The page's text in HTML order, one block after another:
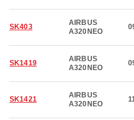
SK403
AIRBUS
A320NEO
SK1419
AIRBUS
A320NEO
SK1421
AIRBUS
A320NEO